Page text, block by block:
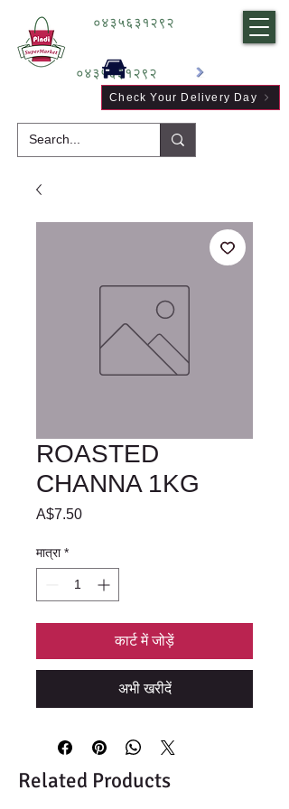
०४३५६३१२९२
०४३५६३१२९२
Check Your Delivery Day
ROASTED
CHANNA 1KG
A$7.50मूल्य
मात्रा *
कार्ट में जोड़ें
अभी खरीदें
Related Products